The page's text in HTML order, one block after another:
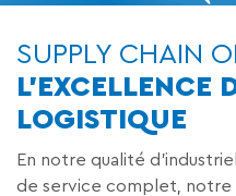
SUPPLY CHAIN
L'EXCELLENCE
LOGISTIQUE
En notre qualité
de service complet, notre